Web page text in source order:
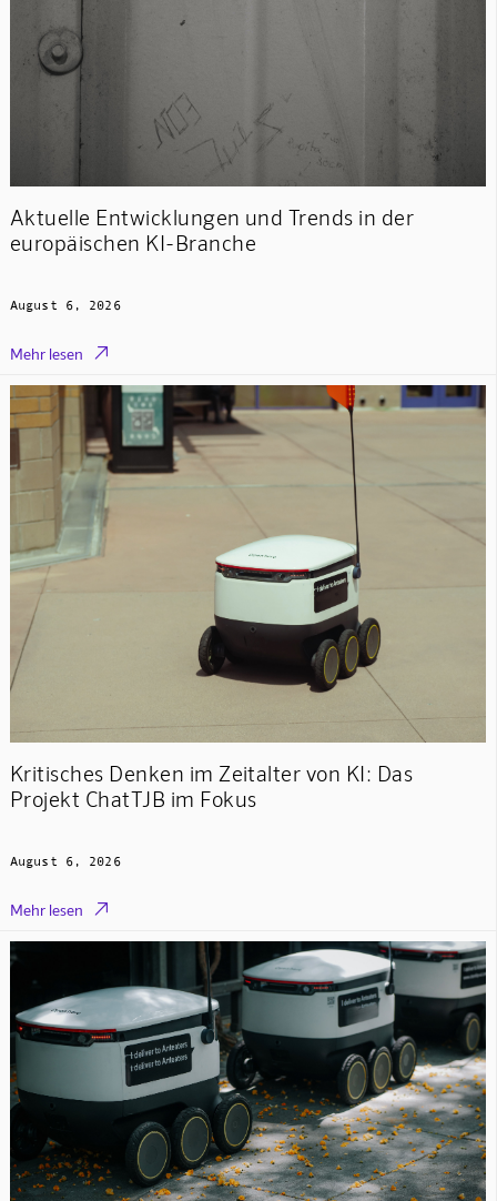
Aktuelle Entwicklungen und Trends in der
europäischen KI-Branche
August 6, 2026
Mehr lesen 
Kritisches Denken im Zeitalter von KI: Das
Projekt ChatTJB im Fokus
August 6, 2026
Mehr lesen 